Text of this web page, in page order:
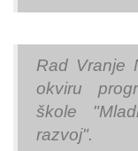
Rad Vranje
okviru
škole
razvoj".